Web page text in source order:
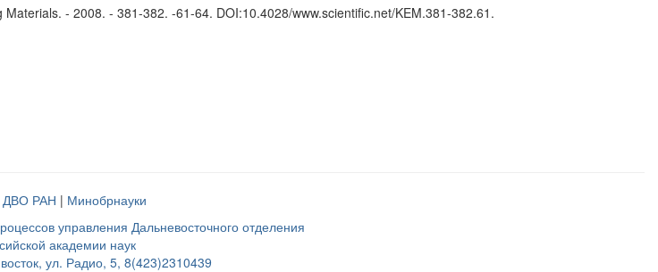
- 2008. - 381-382. -61-64. DOI:10.4028/www.scientific.net/KEM.381-382.61.
ДВО РАН | Минобрнауки
управления Дальневосточного отделения
академии наук
ул. Радио, 5, 8(423)2310439